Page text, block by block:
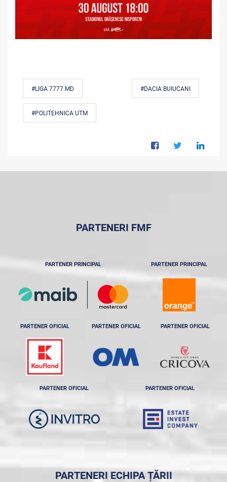
#LIGA 7777.MD #DACIA BUIUCANI
#POLITEHNICA UTM
PARTENERI FMF
PARTENER PRINCIPAL PARTENER PRINCIPAL
PARTENER OFICIAL PARTENER OFICIAL PARTENER OFICIAL
PARTENER OFICIAL PARTENER OFICIAL
PARTENERI ECHIPA ȚĂRII